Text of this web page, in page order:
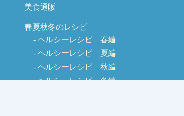
美食通販
春夏秋冬のレシピ
ヘルシーレシピ 春編
ヘルシーレシピ 夏編
ヘルシーレシピ 秋編
ヘルシーレシピ 冬編